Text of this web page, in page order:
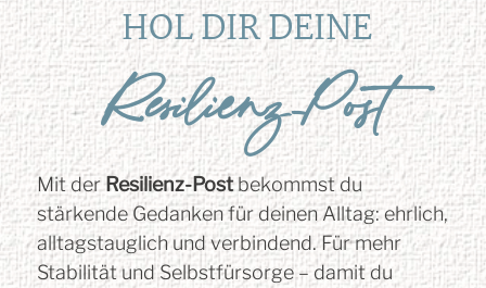
HOL DIR DEINE
Resilienz-Post
Mit derResilienz-Postbekommst du
stärkende Gedanken für deinen Alltag: ehrlich,
alltagstauglich und verbindend. Für mehr
Stabilität und Selbstfürsorge – damit du